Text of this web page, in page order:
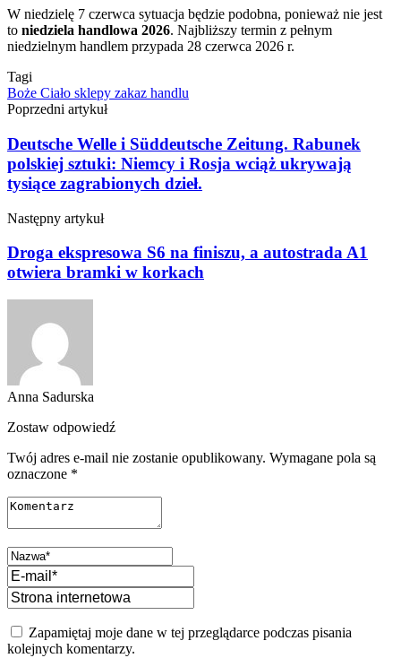
W niedzielę 7 czerwca sytuacja będzie podobna, ponieważ nie jest
to niedziela handlowa 2026. Najbliższy termin z pełnym
niedzielnym handlem przypada 28 czerwca 2026 r.
Tagi
Boże Ciało sklepy zakaz handlu
Poprzedni artykuł
Deutsche Welle i Süddeutsche Zeitung. Rabunek
polskiej sztuki: Niemcy i Rosja wciąż ukrywają
tysiące zagrabionych dzieł.
Następny artykuł
Droga ekspresowa S6 na finiszu, a autostrada A1
otwiera bramki w korkach
Anna Sadurska
Zostaw odpowiedź
Twój adres e-mail nie zostanie opublikowany. Wymagane pola są
oznaczone *
Zapamiętaj moje dane w tej przeglądarce podczas pisania
kolejnych komentarzy.